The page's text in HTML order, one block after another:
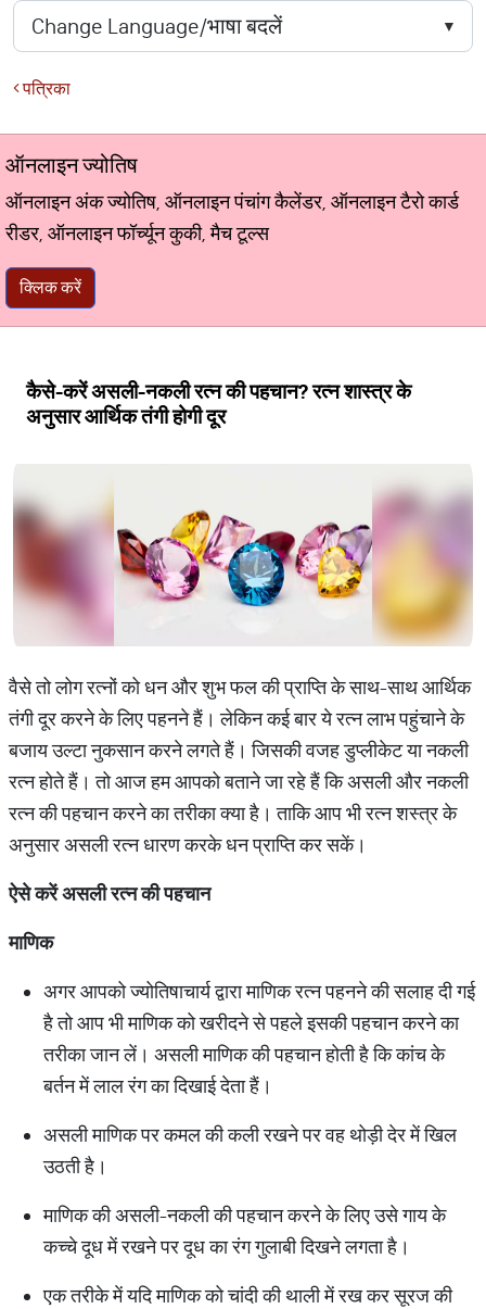
पत्रिका
ऑनलाइन ज्योतिष
ऑनलाइन अंक ज्योतिष, ऑनलाइन पंचांग कैलेंडर, ऑनलाइन टैरो कार्ड
रीडर, ऑनलाइन फॉर्च्यून कुकी, मैच टूल्स
क्लिक करें
कैसे-करें असली-नकली रत्न की पहचान? रत्न शास्त्र के
अनुसार आर्थिक तंगी होगी दूर
वैसे तो लोग रत्नों को धन और शुभ फल की प्राप्ति के साथ-साथ आर्थिक
तंगी दूर करने के लिए पहनने हैं। लेकिन कई बार ये रत्न लाभ पहुंचाने के
बजाय उल्टा नुकसान करने लगते हैं। जिसकी वजह डुप्लीकेट या नकली
रत्न होते हैं। तो आज हम आपको बताने जा रहे हैं कि असली और नकली
रत्न की पहचान करने का तरीका क्या है। ताकि आप भी रत्न शस्त्र के
अनुसार असली रत्न धारण करके धन प्राप्ति कर सकें।
ऐसेकरेंअसलीरत्नकीपहचान
माणिक
अगर आपको ज्योतिषाचार्य द्वारा माणिक रत्न पहनने की सलाह दी गई
है तो आप भी माणिक को खरीदने से पहले इसकी पहचान करने का
तरीका जान लें। असली माणिक की पहचान होती है कि कांच के
बर्तन में लाल रंग का दिखाई देता हैं।
असली माणिक पर कमल की कली रखने पर वह थोड़ी देर में खिल
उठती है।
माणिक की असली-नकली की पहचान करने के लिए उसे गाय के
कच्चे दूध में रखने पर दूध का रंग गुलाबी दिखने लगता है।
एक तरीके में यदि माणिक को चांदी की थाली में रख कर सूरज की